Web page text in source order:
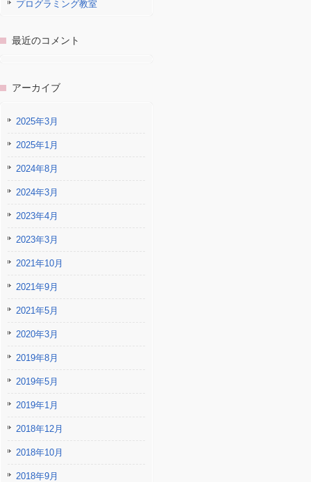
プログラミング教室
最近のコメント
アーカイブ
2025年3月
2025年1月
2024年8月
2024年3月
2023年4月
2023年3月
2021年10月
2021年9月
2021年5月
2020年3月
2019年8月
2019年5月
2019年1月
2018年12月
2018年10月
2018年9月